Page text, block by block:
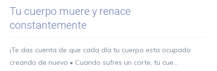
Tu cuerpo muere y renace
constantemente
¡Te das cuenta de que cada día tu cuerpo esta ocupado
creando de nuevo • Cuando sufres un corte, tu cue...